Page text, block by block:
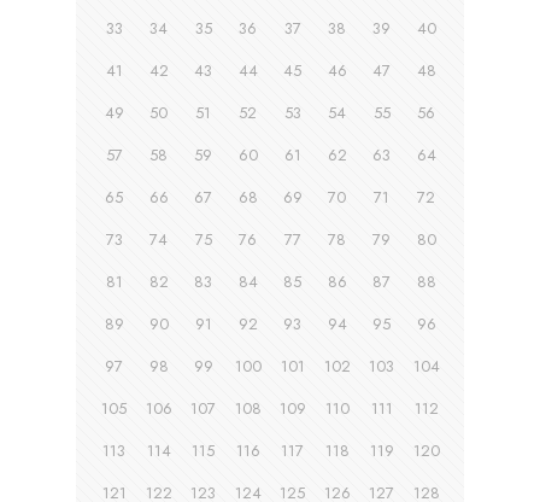
33
34 35 36 37 38 39
40
41
42 43 44 45 46 47
48
49
50 51 52 53 54 55
56
57
58 59 60 61 62 63
64
65
66 67 68 69 70 71
72
73
74 75 76 77 78 79
80
81
82 83 84 85 86 87
88
89
90 91 92 93 94 95
96
97
98 99 100 101 102 103
104
105
106 107 108 109 110 111
112
113
114 115 116 117 118 119
120
121
122 123 124 125 126 127 128